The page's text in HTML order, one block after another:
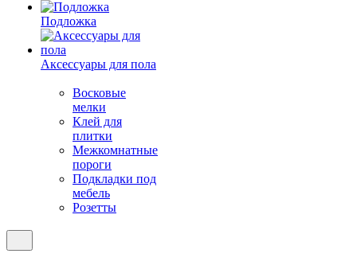
Подложка
Аксессуары для пола
Восковые
мелки
Клей для
плитки
Межкомнатные
пороги
Подкладки под
мебель
Розетты